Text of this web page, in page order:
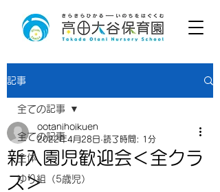
記事
全ての記事
全体
ゆり組（5歳児）
全ての記事
新入園児歓迎会＜全クラ
ス＞
ootanihoikuen
2022年4月28日 読了時間: 1分